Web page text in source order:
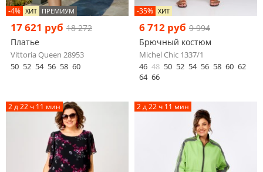
-4% ХИТ ПРЕМИУМ
17 621 руб 18 272
Платье
Vittoria Queen 28953
50 52 54 56 58 60
-35% ХИТ
6 712 руб 9 994
Брючный костюм
Michel Chic 1337/1
46 48 50 52 54 56 58 60 62
64 66
2 д 22 ч 11 мин 2 д 22 ч 11 мин